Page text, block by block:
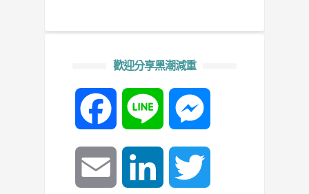
歡迎分享黑潮減重
Facebook Line
Email LinkedIn